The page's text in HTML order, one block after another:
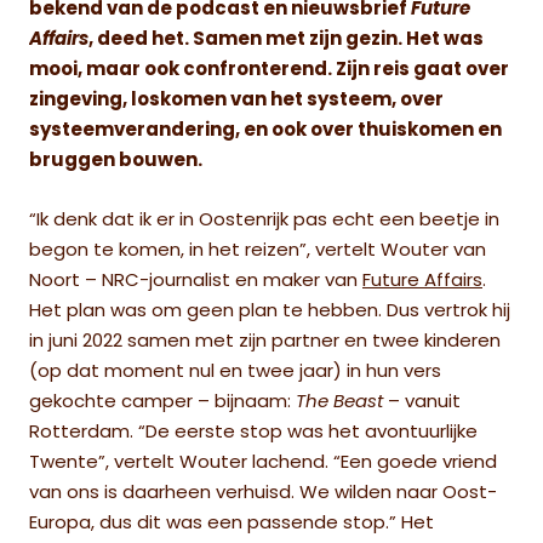
bekend van de podcast en nieuwsbrief Future
Affairs, deed het. Samen met zijn gezin. Het was
mooi, maar ook confronterend. Zijn reis gaat over
zingeving, loskomen van het systeem, over
systeemverandering, en ook over thuiskomen en
bruggen bouwen.
“Ik denk dat ik er in Oostenrijk pas echt een beetje in
begon te komen, in het reizen”, vertelt Wouter van
Noort – NRC-journalist en maker van Future Affairs.
Het plan was om geen plan te hebben. Dus vertrok hij
in juni 2022 samen met zijn partner en twee kinderen
(op dat moment nul en twee jaar) in hun vers
gekochte camper – bijnaam: The Beast– vanuit
Rotterdam. “De eerste stop was het avontuurlijke
Twente”, vertelt Wouter lachend. “Een goede vriend
van ons is daarheen verhuisd. We wilden naar Oost-
Europa, dus dit was een passende stop.” Het